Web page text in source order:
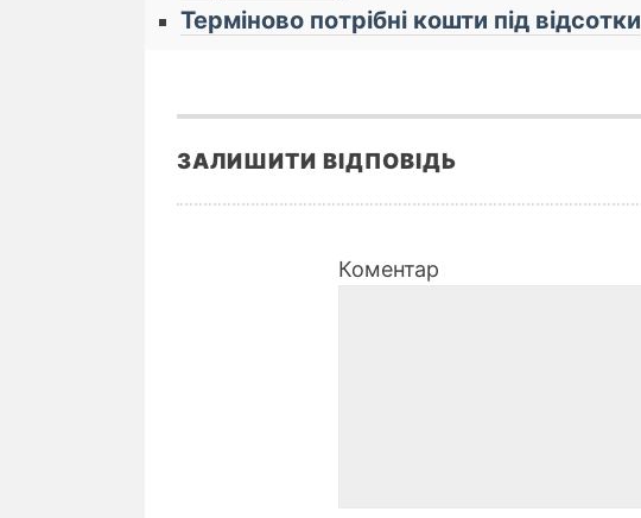
Терміново потрібні кошти під відсотки
ЗАЛИШИТИ ВІДПОВІДЬ
Коментар